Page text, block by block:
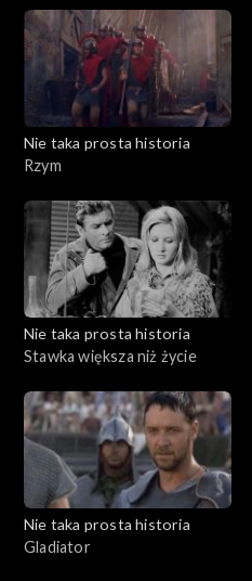
Nie taka prosta historia
Rzym
Nie taka prosta historia
Stawka większa niż życie
Nie taka prosta historia
Gladiator